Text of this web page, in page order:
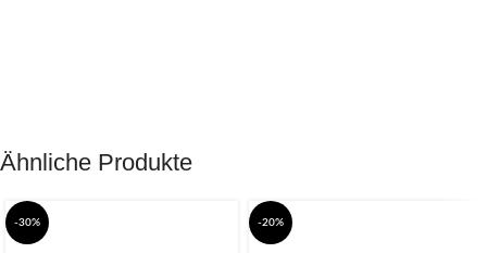
Ähnliche Produkte
-30% -20%